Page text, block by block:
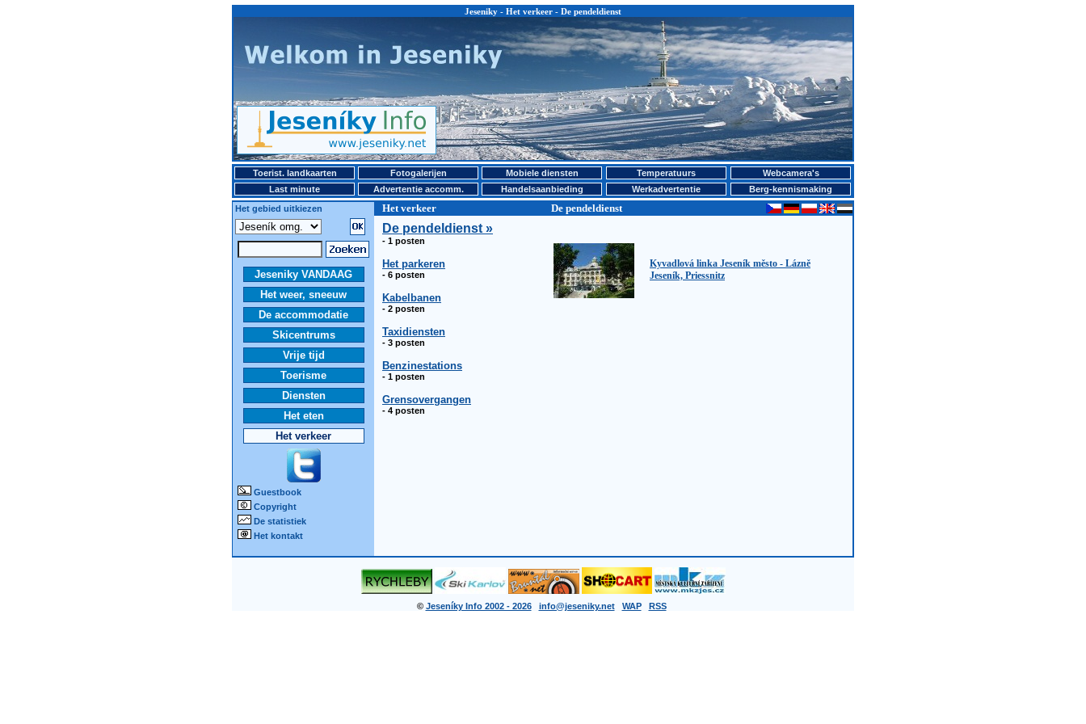
Jeseniky - Het verkeer - De pendeldienst
Toerist. landkaarten Fotogalerijen Mobiele diensten Temperatuurs
Webcamera's
Last minute
Advertentie accomm. Handelsaanbieding Werkadvertentie
Berg-kennismaking
Het gebied uitkiezen
Het verkeer De pendeldienst
Jeseniky VANDAAG
Het weer, sneeuw
De accommodatie
Skicentrums
Vrije tijd
Toerisme
Diensten
Het eten
Het verkeer
Guestbook
Copyright
De statistiek
Het kontakt
De pendeldienst »
- 1 posten
Het parkeren
- 6 posten
Kabelbanen
- 2 posten
Taxidiensten
- 3 posten
Benzinestations
- 1 posten
Grensovergangen
- 4 posten
Kyvadlová linka Jeseník město - Lázně
Jeseník, Priessnitz
© Jeseníky Info 2002 - 2026 info@jeseniky.net WAP RSS